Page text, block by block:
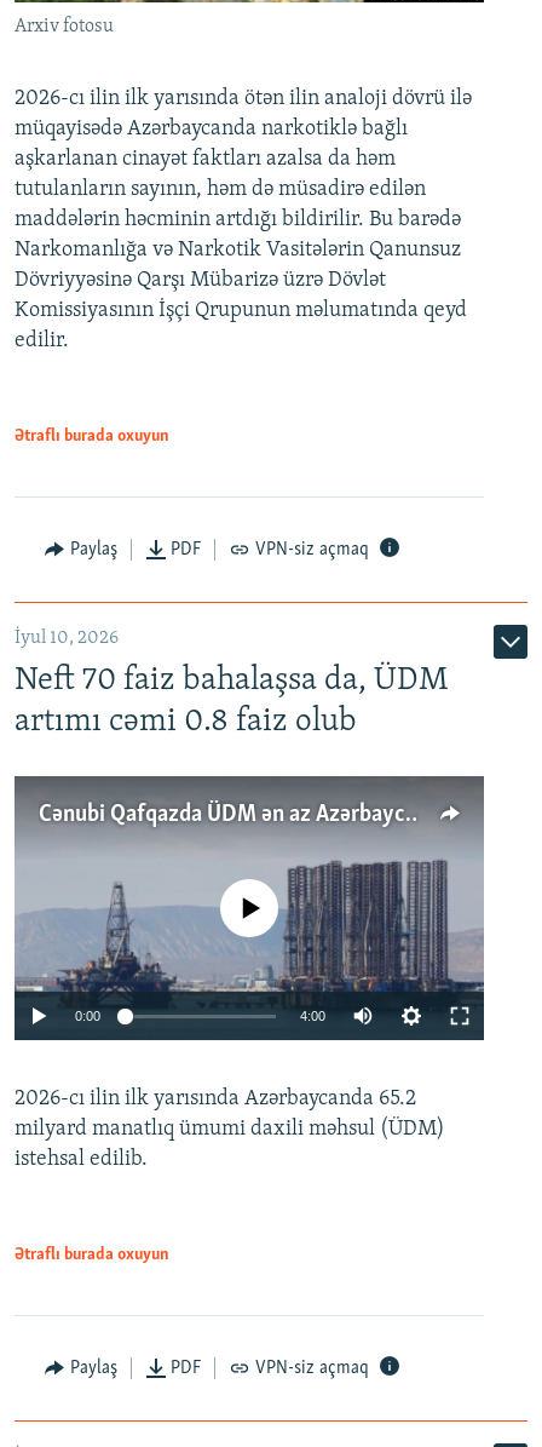
Arxiv fotosu
2026-cı ilin ilk yarısında ötən ilin analoji dövrü ilə
müqayisədə Azərbaycanda narkotiklə bağlı
aşkarlanan cinayət faktları azalsa da həm
tutulanların sayının, həm də müsadirə edilən
maddələrin həcminin artdığı bildirilir. Bu barədə
Narkomanlığa və Narkotik Vasitələrin Qanunsuz
Dövriyyəsinə Qarşı Mübarizə üzrə Dövlət
Komissiyasının İşçi Qrupunun məlumatında qeyd
edilir.
Ətraflı burada oxuyun
Paylaş PDF VPN-siz açmaq
İyul 10, 2026
Neft 70 faiz bahalaşsa da, ÜDM
artımı cəmi 0.8 faiz olub
Cənubi Qafqazda ÜDM ən az Azərbaycanda artır: Qonşuları niyə Bakını qabaqlaya bilir?
Auto 240p 360p 480p
No media source currently available
0:00 4:00
360p
480p
2026-cı ilin ilk yarısında Azərbaycanda 65.2
milyard manatlıq ümumi daxili məhsul (ÜDM)
istehsal edilib.
Ətraflı burada oxuyun
Paylaş PDF VPN-siz açmaq